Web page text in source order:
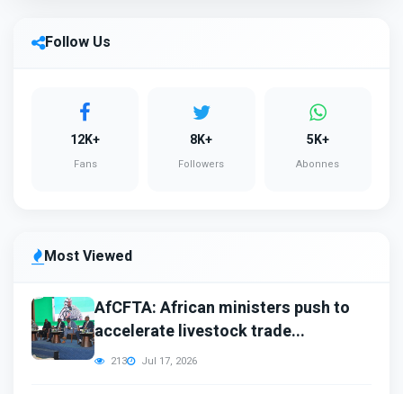
Follow Us
12K+
Fans
8K+
Followers
5K+
Abonnes
Most Viewed
AfCFTA: African ministers push to
accelerate livestock trade...
213 Jul 17, 2026